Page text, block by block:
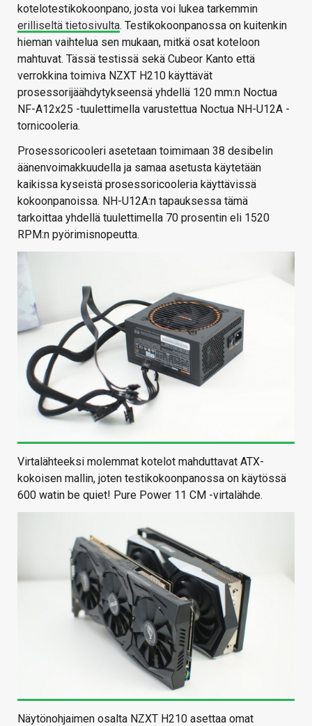
kotelotestikokoonpano, josta voi lukea tarkemmin
erilliseltä tietosivulta. Testikokoonpanossa on kuitenkin
hieman vaihtelua sen mukaan, mitkä osat koteloon
mahtuvat. Tässä testissä sekä Cubeor Kanto että
verrokkina toimiva NZXT H210 käyttävät
prosessorijäähdytykseensä yhdellä 120 mm:n Noctua
NF-A12x25 -tuulettimella varustettua Noctua NH-U12A -
tornicooleria.
Prosessoricooleri asetetaan toimimaan 38 desibelin
äänenvoimakkuudella ja samaa asetusta käytetään
kaikissa kyseistä prosessoricooleria käyttävissä
kokoonpanoissa. NH-U12A:n tapauksessa tämä
tarkoittaa yhdellä tuulettimella 70 prosentin eli 1520
RPM:n pyörimisnopeutta.
Virtalähteeksi molemmat kotelot mahduttavat ATX-
kokoisen mallin, joten testikokoonpanossa on käytössä
600 watin be quiet! Pure Power 11 CM -virtalähde.
Näytönohjaimen osalta NZXT H210 asettaa omat